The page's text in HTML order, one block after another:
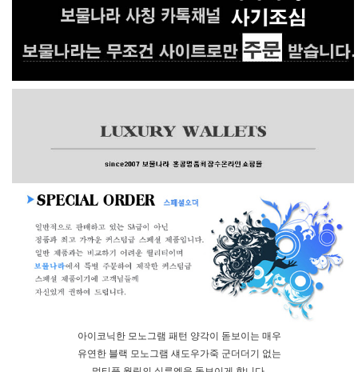
아이코닉한 모노그램 패턴 양각이 돋보이는 매우
유연한 블랙 모노그램 섀도우가죽 군더더기 없는